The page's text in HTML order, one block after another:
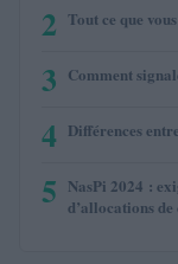
2 Tout ce que
3 Comment
4 Différences
5 NasPi 2024 :
d’allocations de